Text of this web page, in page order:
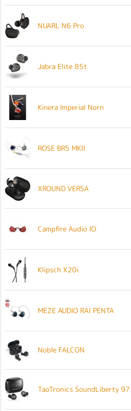
NUARL N6 Pro
Jabra Elite 85t
Kinera Imperial Norn
ROSE BR5 MKII
XROUND VERSA
Campfire Audio IO
Klipsch X20i
MEZE AUDIO RAI PENTA
Noble FALCON
TaoTronics SoundLiberty 97